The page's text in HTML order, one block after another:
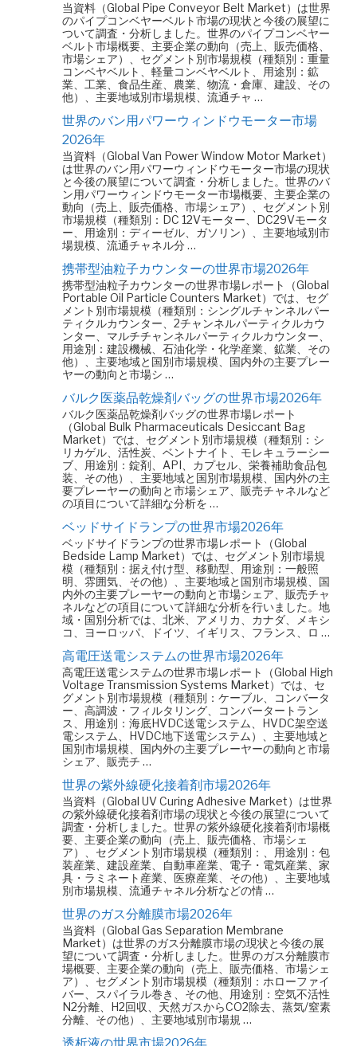
当資料（Global Pipe Conveyor Belt Market）は世界
のパイプコンベヤーベルト市場の現状と今後の展望に
ついて調査・分析しました。世界のパイプコンベヤー
ベルト市場概要、主要企業の動向（売上、販売価格、
市場シェア）、セグメント別市場規模（種類別：重量
コンベヤベルト、軽量コンベヤベルト、用途別：鉱
業、工業、食品生産、農業、物流・倉庫、建設、その
他）、主要地域別市場規模、流通チャ …
世界のバン用パワーウィンドウモーター市場
2026年
当資料（Global Van Power Window Motor Market）
は世界のバン用パワーウィンドウモーター市場の現状
と今後の展望について調査・分析しました。世界のバ
ン用パワーウィンドウモーター市場概要、主要企業の
動向（売上、販売価格、市場シェア）、セグメント別
市場規模（種類別：DC 12Vモーター、DC29Vモータ
ー、用途別：ディーゼル、ガソリン）、主要地域別市
場規模、流通チャネル分 …
携帯型油粒子カウンターの世界市場2026年
携帯型油粒子カウンターの世界市場レポート（Global
Portable Oil Particle Counters Market）では、セグ
メント別市場規模（種類別：シングルチャンネルパー
ティクルカウンター、2チャンネルパーティクルカウ
ンター、マルチチャンネルパーティクルカウンター、
用途別：建設機械、石油化学・化学産業、鉱業、その
他）、主要地域と国別市場規模、国内外の主要プレー
ヤーの動向と市場シ …
バルク医薬品乾燥剤バッグの世界市場2026年
バルク医薬品乾燥剤バッグの世界市場レポート
（Global Bulk Pharmaceuticals Desiccant Bag
Market）では、セグメント別市場規模（種類別：シ
リカゲル、活性炭、ベントナイト、モレキュラーシー
ブ、用途別：錠剤、API、カプセル、栄養補助食品包
装、その他）、主要地域と国別市場規模、国内外の主
要プレーヤーの動向と市場シェア、販売チャネルなど
の項目について詳細な分析を …
ベッドサイドランプの世界市場2026年
ベッドサイドランプの世界市場レポート（Global
Bedside Lamp Market）では、セグメント別市場規
模（種類別：据え付け型、移動型、用途別：一般照
明、雰囲気、その他）、主要地域と国別市場規模、国
内外の主要プレーヤーの動向と市場シェア、販売チャ
ネルなどの項目について詳細な分析を行いました。地
域・国別分析では、北米、アメリカ、カナダ、メキシ
コ、ヨーロッパ、ドイツ、イギリス、フランス、ロ …
高電圧送電システムの世界市場2026年
高電圧送電システムの世界市場レポート（Global High
Voltage Transmission Systems Market）では、セ
グメント別市場規模（種類別：ケーブル、コンバータ
ー、高調波・フィルタリング、コンバータートラン
ス、用途別：海底HVDC送電システム、HVDC架空送
電システム、HVDC地下送電システム）、主要地域と
国別市場規模、国内外の主要プレーヤーの動向と市場
シェア、販売チ …
世界の紫外線硬化接着剤市場2026年
当資料（Global UV Curing Adhesive Market）は世界
の紫外線硬化接着剤市場の現状と今後の展望について
調査・分析しました。世界の紫外線硬化接着剤市場概
要、主要企業の動向（売上、販売価格、市場シェ
ア）、セグメント別市場規模（種類別：、用途別：包
装産業、建設産業、自動車産業、電子・電気産業、家
具・ラミネート産業、医療産業、その他）、主要地域
別市場規模、流通チャネル分析などの情 …
世界のガス分離膜市場2026年
当資料（Global Gas Separation Membrane
Market）は世界のガス分離膜市場の現状と今後の展
望について調査・分析しました。世界のガス分離膜市
場概要、主要企業の動向（売上、販売価格、市場シェ
ア）、セグメント別市場規模（種類別：ホローファイ
バー、スパイラル巻き、その他、用途別：空気不活性
N2分離、H2回収、天然ガスからCO2除去、蒸気/窒素
分離、その他）、主要地域別市場規 …